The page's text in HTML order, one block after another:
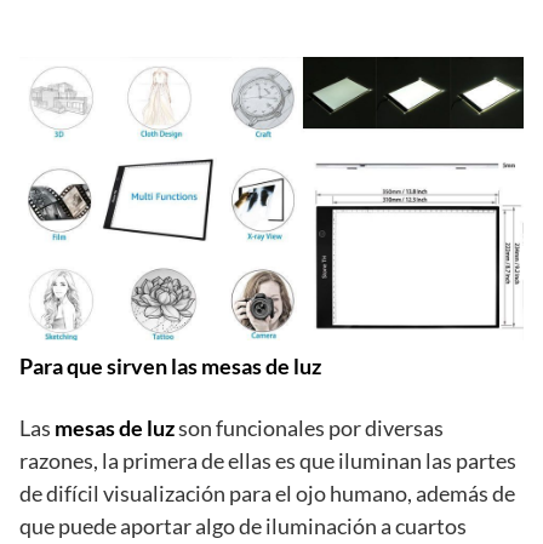
Para que sirven las mesas de luz
Las mesas de luzson funcionales por diversas
razones, la primera de ellas es que iluminan las partes
de difícil visualización para el ojo humano, además de
que puede aportar algo de iluminación a cuartos